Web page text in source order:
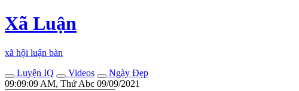
Xã Luận
xã hội luận bàn
Luyện IQ
Videos
Ngày Đẹp
09:09:09 AM, Thứ Abc 09/09/2021